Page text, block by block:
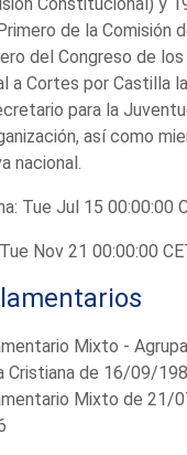
de la Comisión
del Congreso de los
a Cortes por Castilla
para la
así como
nacional.
Tue Jul 15 00:00:00
Nov 21 00:00:00
Mixto -
Cristiana de 16/09/
Mixto de 21/